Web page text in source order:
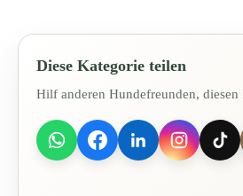
Diese Kategorie teilen
Hilf anderen Hundefreunden,